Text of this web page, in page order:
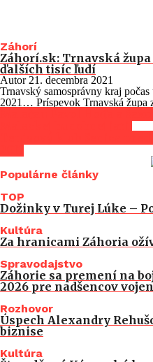
Záhorí
Záhorí.sk: Trnavská
ďalších tisíc ľudí
Autor 21. decembra 2021
Trnavský samosprávny kraj
2021… Príspevok Trnavská župa
Populárne články
TOP
Dožinky v Turej Lúke –
Kultúra
Za hranicami Záhoria
Spravodajstvo
Záhorie sa premení na
2026 pre nadšencov
Rozhovor
Úspech Alexandry
biznise
Kultúra